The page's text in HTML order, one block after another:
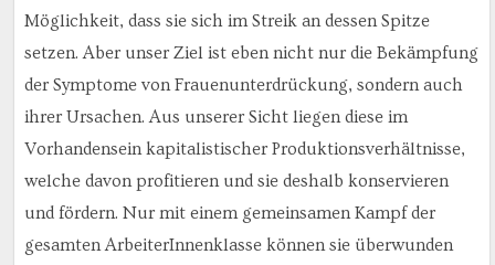
Möglichkeit, dass sie sich im Streik an dessen Spitze
setzen. Aber unser Ziel ist eben nicht nur die Bekämpfung
der Symptome von Frauenunterdrückung, sondern auch
ihrer Ursachen. Aus unserer Sicht liegen diese im
Vorhandensein kapitalistischer Produktionsverhältnisse,
welche davon profitieren und sie deshalb konservieren
und fördern. Nur mit einem gemeinsamen Kampf der
gesamten ArbeiterInnenklasse können sie überwunden